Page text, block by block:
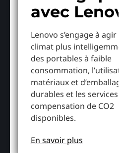
avec
Lenovo s’engage à agir
climat plus
des portables à faible
consommation,
matériaux et
durables et les services
compensation de CO2
disponibles.
En savoir plus